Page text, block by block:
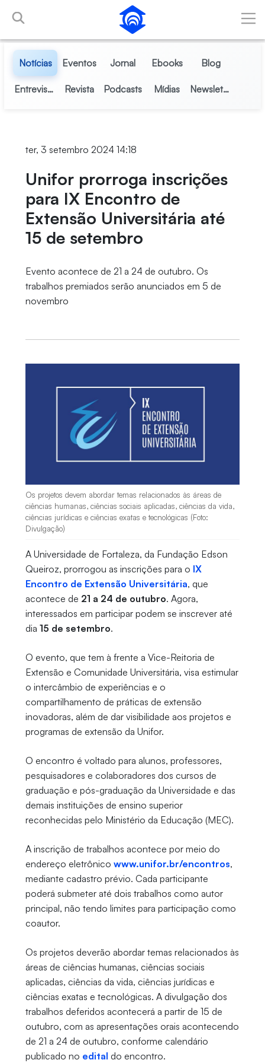
Pular para o Conteúdo principal
Notícias Eventos Jornal Ebooks Blog
Entrevistas Revista Podcasts Mídias Newsletter
ter, 3 setembro 2024 14:18
Unifor prorroga inscrições
para IX Encontro de
Extensão Universitária até
15 de setembro
Evento acontece de 21 a 24 de outubro. Os
trabalhos premiados serão anunciados em 5 de
novembro
Os projetos devem abordar temas relacionados às áreas de
ciências humanas, ciências sociais aplicadas, ciências da vida,
ciências jurídicas e ciências exatas e tecnológicas (Foto:
Divulgação)
A Universidade de Fortaleza, da Fundação Edson
Queiroz, prorrogou as inscrições para o IX
Encontro de Extensão Universitária, que
acontece de 21 a 24 de outubro. Agora,
interessados em participar podem se inscrever até
dia 15 de setembro.
O evento, que tem à frente a Vice-Reitoria de
Extensão e Comunidade Universitária, visa estimular
o intercâmbio de experiências e o
compartilhamento de práticas de extensão
inovadoras, além de dar visibilidade aos projetos e
programas de extensão da Unifor.
O encontro é voltado para alunos, professores,
pesquisadores e colaboradores dos cursos de
graduação e pós-graduação da Universidade e das
demais instituições de ensino superior
reconhecidas pelo Ministério da Educação (MEC).
A inscrição de trabalhos acontece por meio do
endereço eletrônico www.unifor.br/encontros,
mediante cadastro prévio. Cada participante
poderá submeter até dois trabalhos como autor
principal, não tendo limites para participação como
coautor.
Os projetos deverão abordar temas relacionados às
áreas de ciências humanas, ciências sociais
aplicadas, ciências da vida, ciências jurídicas e
ciências exatas e tecnológicas. A divulgação dos
trabalhos deferidos acontecerá a partir de 15 de
outubro, com as apresentações orais acontecendo
de 21 a 24 de outubro, conforme calendário
publicado no edital do encontro.